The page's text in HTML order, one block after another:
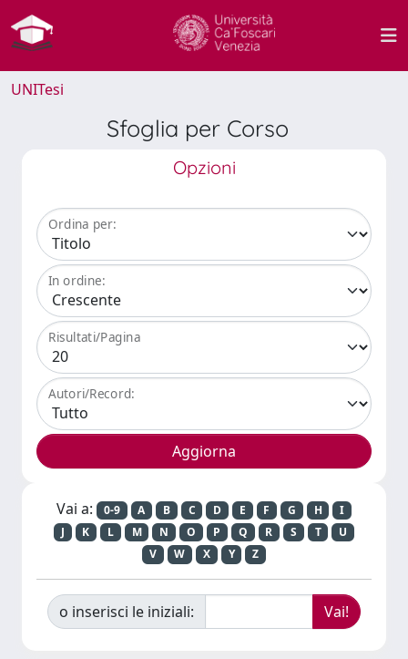
UNITesi
Sfoglia per Corso
Opzioni
Ordina per:
In ordine:
Risultati/Pagina
Autori/Record:
Vai a: 0-9 A B C D E F G H
I
J
K L M N O P Q R S T
U
V
W X Y Z
o inserisci le iniziali: